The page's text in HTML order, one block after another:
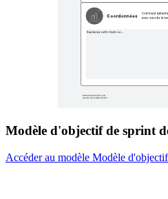
Modèle d'objectif de sprint
Accéder au modèle Modèle